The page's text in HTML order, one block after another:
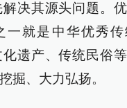
决其源头问题。
一就是中华优秀
遗产、传统民俗
掘、大力弘扬。